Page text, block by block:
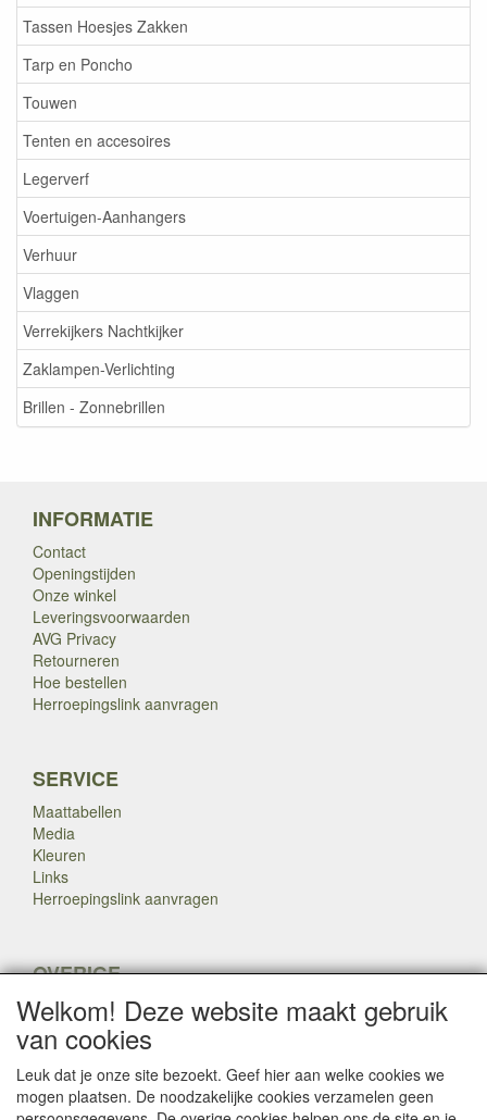
Tassen Hoesjes Zakken
Tarp en Poncho
Touwen
Tenten en accesoires
Legerverf
Voertuigen-Aanhangers
Verhuur
Vlaggen
Verrekijkers Nachtkijker
Zaklampen-Verlichting
Brillen - Zonnebrillen
INFORMATIE
Contact
Openingstijden
Onze winkel
Leveringsvoorwaarden
AVG Privacy
Retourneren
Hoe bestellen
Herroepingslink aanvragen
SERVICE
Maattabellen
Media
Kleuren
Links
Herroepingslink aanvragen
OVERIGE
Veteranen
Nieuws
Inkoop
Herroepingslink aanvragen
Welkom! Deze website maakt gebruik
van cookies
Leuk dat je onze site bezoekt. Geef hier aan welke cookies we
mogen plaatsen. De noodzakelijke cookies verzamelen geen